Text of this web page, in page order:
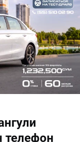
телефон